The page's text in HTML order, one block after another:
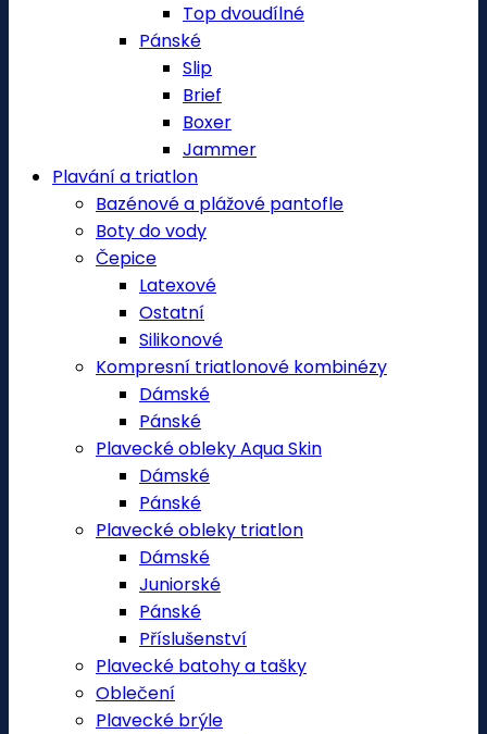
Top dvoudílné
Pánské
Slip
Brief
Boxer
Jammer
Plavání a triatlon
Bazénové a plážové pantofle
Boty do vody
Čepice
Latexové
Ostatní
Silikonové
Kompresní triatlonové kombinézy
Dámské
Pánské
Plavecké obleky Aqua Skin
Dámské
Pánské
Plavecké obleky triatlon
Dámské
Juniorské
Pánské
Příslušenství
Plavecké batohy a tašky
Oblečení
Plavecké brýle